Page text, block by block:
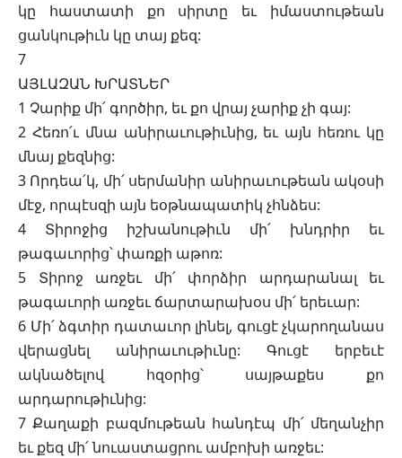
կը հաստատի քո սիրտը եւ իմաստութեան
ցանկութիւն կը տայ քեզ:
7
ԱՅԼԱԶԱՆ ԽՐԱՏՆԵՐ
1 Չարիք մի՛ գործիր, եւ քո վրայ չարիք չի գայ:
2 Հեռո՛ւ մնա անիրաւութիւնից, եւ այն հեռու կը
մնայ քեզնից:
3 Որդեա՛կ, մի՛ սերմանիր անիրաւութեան ակօսի
մէջ, որպէսզի այն եօթնապատիկ չհնձես:
4 Տիրոջից իշխանութիւն մի՛ խնդրիր եւ
թագաւորից՝ փառքի աթոռ:
5 Տիրոջ առջեւ մի՛ փորձիր արդարանալ եւ
թագաւորի առջեւ ճարտարախօս մի՛ երեւար:
6 Մի՛ ձգտիր դատաւոր լինել, գուցէ չկարողանաս
վերացնել անիրաւութիւնը: Գուցէ երբեւէ
ակնածելով հզօրից՝ սայթաքես քո
արդարութիւնից:
7 Քաղաքի բազմութեան հանդէպ մի՛ մեղանչիր
եւ քեզ մի՛ նուաստացրու ամբոխի առջեւ: